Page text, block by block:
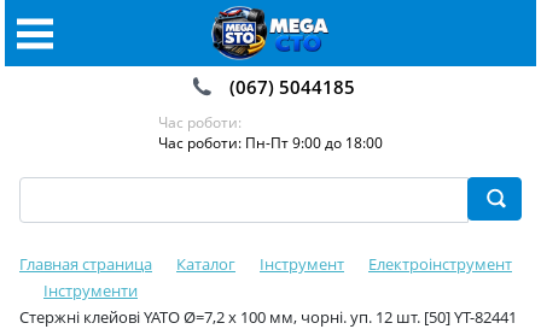
(067) 5044185
Час роботи:
Час роботи: Пн-Пт 9:00 до 18:00
Главная страница Каталог Інструмент
Електроінструмент
Інструменти
Стержні клейові YATO Ø=7,2 х 100 мм, чорні. уп. 12 шт. [50] YT-82441